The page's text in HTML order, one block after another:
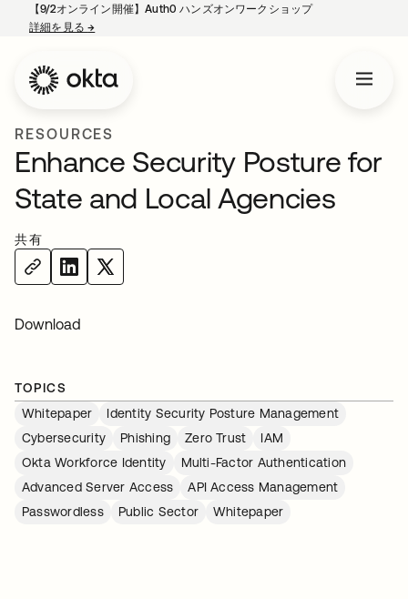
【9/2オンライン開催】Auth0 ハンズオンワークショップ
詳細を見る→
RESOURCES
Enhance Security Posture for
State and Local Agencies
共有
Download
TOPICS
Whitepaper
Identity Security Posture Management
Cybersecurity
Phishing Zero Trust
IAM
Okta Workforce Identity
Multi-Factor Authentication
Advanced Server Access
API Access Management
Passwordless
Public Sector Whitepaper